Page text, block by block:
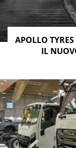
APOLLO
IL